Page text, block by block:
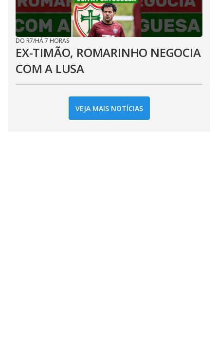
DO R7/HÁ 7 HORAS
EX-TIMÃO, ROMARINHO NEGOCIA
COM A LUSA
VEJA MAIS NOTÍCIAS